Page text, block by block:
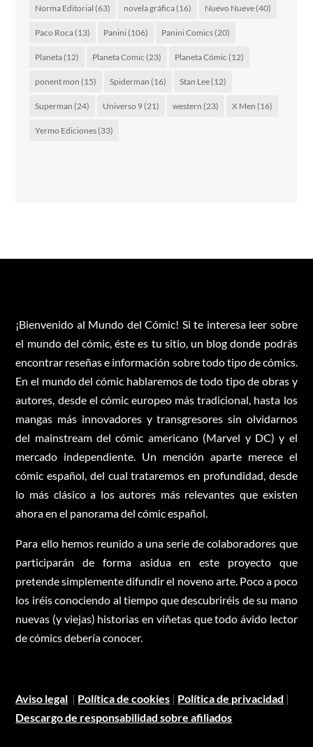
Norma Editorial (63) novela gráfica(16) Nuevo Nueve(40)
Paco Roca(13) Panini(106) Panini Comics(20)
Planeta(12) Planeta Comic (23) Planeta Cómic (12)
ponent mon (15) Spiderman (16) Stan Lee(12)
Superman (24) Universo 9(21) western (23) X Men (16)
Yermo Ediciones(33)
¡Bienvenido al Mundo del Cómic! Si te interesa leer sobre
el mundo del cómic, éste es tu sitio, un blog donde podrás
encontrar reseñas e información sobre todo tipo de cómics.
En el mundo del cómic hablaremos de todo tipo de obras y
autores, desde el cómic europeo más tradicional, hasta los
mangas más innovadores y transgresores sin olvidarnos
del mainstream del cómic americano (Marvel y DC) y el
mercado independiente. Un mención aparte merece el
cómic español, del cual trataremos en profundidad, desde
lo más clásico a los autores más relevantes que existen
ahora en el panorama del cómic español.
Para ello hemos reunido a una serie de colaboradores que
participarán de forma asidua en este proyecto que
pretende simplemente difundir el noveno arte. Poco a poco
los iréis conociendo al tiempo que descubriréis de su mano
nuevas (y viejas) historias en viñetas que todo ávido lector
de cómics debería conocer.
Aviso legal | Política de cookies | Política de privacidad |
Descargo de responsabilidad sobre afiliados